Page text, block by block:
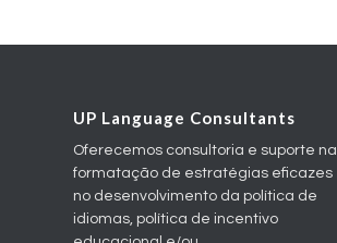
UP Language Consultants
Oferecemos consultoria e suporte na
formatação de estratégias eficazes
no desenvolvimento da política de
idiomas, política de incentivo